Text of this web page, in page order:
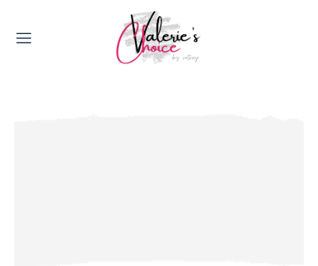
Valerie's Topics